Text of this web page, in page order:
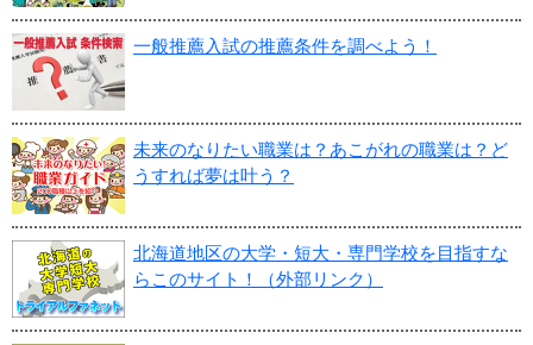
一般推薦入試の推薦条件を調べよう！
未来のなりたい職業は？あこがれの職業は？ど
うすれば夢は叶う？
北海道地区の大学・短大・専門学校を目指すな
らこのサイト！（外部リンク）